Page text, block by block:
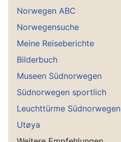
Norwegen ABC
Norwegensuche
Meine Reiseberichte
Bilderbuch
Museen Südnorwegen
Südnorwegen sportlich
Leuchttürme Südnorwegen
Utøya